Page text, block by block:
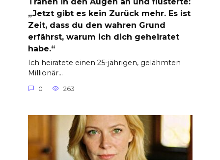
„Jetzt gibt es kein Zurück mehr. Es ist
Zeit, dass du den wahren Grund
erfährst, warum ich dich geheiratet
habe.“
Ich heiratete einen 25-jährigen, gelähmten
Millionär…
0 263